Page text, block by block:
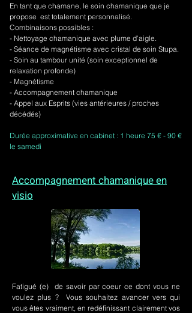
En tant que chamane, le soin chamanique que je
propose est totalement personnalisé.
Combinaisons possibles :
- Nettoyage chamanique avec plume d'aigle.
- Séance de magnétisme avec cristal de soin Stupa.
- Soin au tambour unité (soin exceptionnel de
relaxation profonde)
- Magnétisme
- Accompagnement chamanique
- Appel aux Esprits (vies antérieures / proches
décédés)
Durée approximative en cabinet : 1 heure 75 € - 90 €
le samedi
Accompagnement chamanique en
visio
Fatigué (e) de savoir par coeur ce dont vous ne
voulez plus ? Vous souhaitez avancer vers qui
vous êtes vraiment, en redéfinissant clairement vos